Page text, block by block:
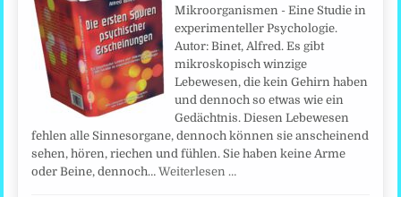
Mikroorganismen - Eine Studie in
experimenteller Psychologie.
Autor: Binet, Alfred. Es gibt
mikroskopisch winzige
Lebewesen, die kein Gehirn haben
und dennoch so etwas wie ein
Gedächtnis. Diesen Lebewesen
fehlen alle Sinnesorgane, dennoch können sie anscheinend
sehen, hören, riechen und fühlen. Sie haben keine Arme
oder Beine, dennoch…Weiterlesen …